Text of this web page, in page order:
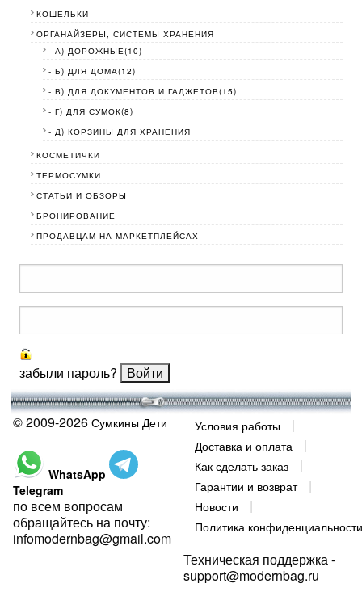
КОШЕЛЬКИ
ОРГАНАЙЗЕРЫ, СИСТЕМЫ ХРАНЕНИЯ
- А) ДОРОЖНЫЕ(10)
- Б) ДЛЯ ДОМА(12)
- В) ДЛЯ ДОКУМЕНТОВ И ГАДЖЕТОВ(15)
- Г) ДЛЯ СУМОК(8)
- Д) КОРЗИНЫ ДЛЯ ХРАНЕНИЯ
КОСМЕТИЧКИ
ТЕРМОСУМКИ
СТАТЬИ И ОБЗОРЫ
БРОНИРОВАНИЕ
ПРОДАВЦАМ НА МАРКЕТПЛЕЙСАХ
забыли пароль?
© 2009-2026 Сумкины Дети
WhatsApp
Telegram
по всем вопросам
обращайтесь на почту:
infomodernbag@gmail.com
Условия работы
Доставка и оплата
Как сделать заказ
Гарантии и возврат
Новости
Политика конфиденциальности
Техническая поддержка -
support@modernbag.ru